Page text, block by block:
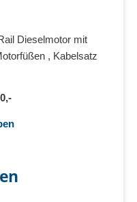
Dieselmotor mit
, Kabelsatz